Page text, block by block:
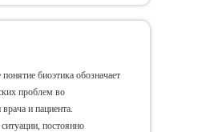
биоэтика обозначает
проблем во
и пациента.
постоянно